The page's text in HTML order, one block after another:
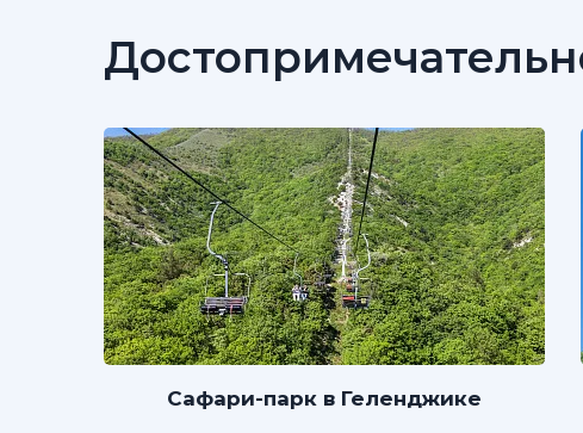
Сафари-парк в Геленджике